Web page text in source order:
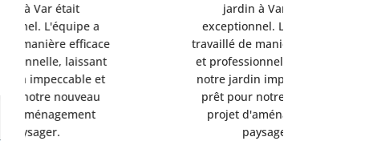
exceptionnel. L'équipe a
travaillé de manière efficace
et professionnelle, laissant
notre jardin impeccable et
prêt pour notre nouveau
projet d'aménagement